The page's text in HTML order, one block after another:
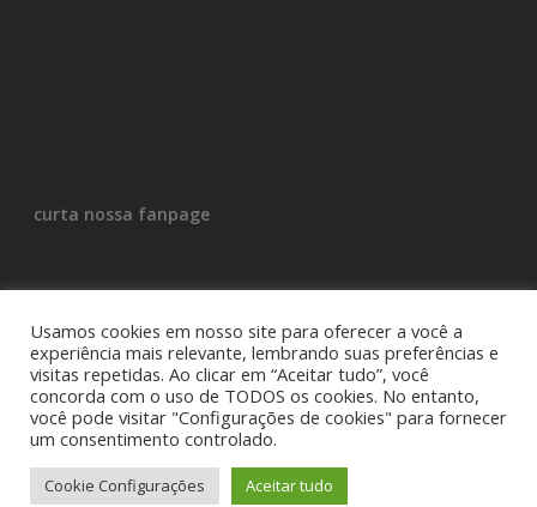
curta nossa fanpage
© 2026 Divertidosos. Desenvolvido por
facebook
youtubeinstagram
Usamos cookies em nosso site para oferecer a você a
experiência mais relevante, lembrando suas preferências e
visitas repetidas. Ao clicar em “Aceitar tudo”, você
concorda com o uso de TODOS os cookies. No entanto,
você pode visitar "Configurações de cookies" para fornecer
um consentimento controlado.
Cookie Configurações Aceitar tudo